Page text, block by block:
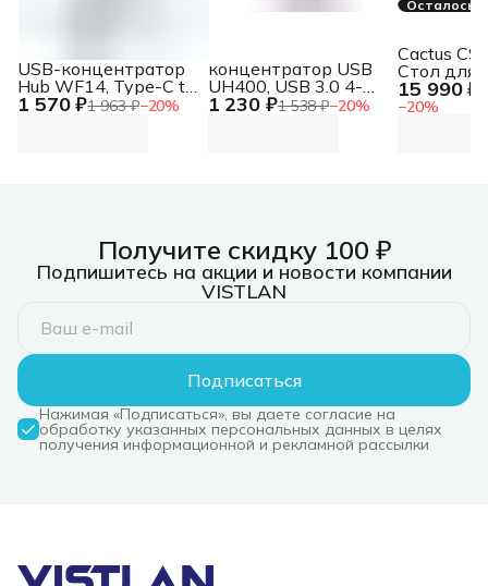
1 570 ₽1 963 ₽−20%
USB-концентратор
Hub WF14, Type-C to
USB3.0*3+HDMI+mSD/SD1 230 ₽1 538 ₽−20%
концентратор USB
UH400, USB 3.0 4-
Port Hub UH400, USB
Осталось
15 990 ₽
−20%
Cactus
Стол для
Получите скидку 100 ₽
Подпишитесь на акции и новости компании
VISTLAN
Подписаться
Нажимая «Подписаться», вы даете согласие на
обработку указанных персональных данных в целях
получения информационной и рекламной рассылки